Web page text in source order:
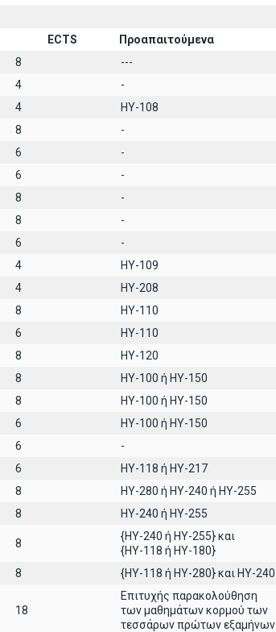
ECTS Προαπαιτούμενα
8
---
4
-
4
HY-108
8
-
6
-
6
-
8
-
8
-
6
-
4
HY-109
4
HY-208
8
ΗΥ-110
6
ΗΥ-110
8
HY-120
8 HY-100 ή HY-150
8
ΗΥ-100 ή HY-150
6
ΗΥ-100 ή ΗΥ-150
6
-
6
ΗΥ-118 ή ΗΥ-217
8 HY-280 ή HY-240 ή HY-255
8 HY-240 ή HY-255
8
{HY-240 ή ΗΥ-255} και
{ΗΥ-118 ή ΗΥ-180}
8 {HY-118 ή ΗΥ-280} και ΗΥ-240
18
Επιτυχής παρακολούθηση
των μαθημάτων κορμού των
τεσσάρων πρώτων εξαμήνων